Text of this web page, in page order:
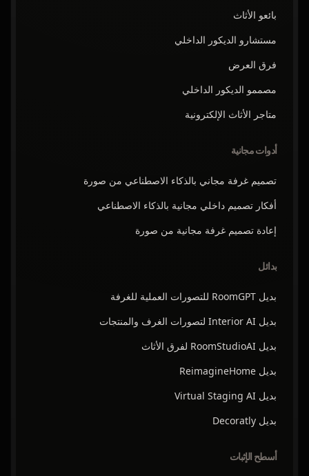
بائعو الأثاث
مستشارو الديكور الداخلي
فرق العرض
مصممو الديكور الداخلي
متاجر الأثاث الإلكترونية
أدوات مجانية
تصميم غرفة مجاني بالذكاء الاصطناعي من صورة
أفكار تصميم داخلي مجانية بالذكاء الاصطناعي
إعادة تصميم غرفة مجانية من صورة
بدائل
بديل RoomGPT للتصورات العملية للغرفة
بديل Interior AI لتصورات الغرف والمنتجات
بديل RoomStudioAI لفرق الأثاث
بديل ReimagineHome
بديل Virtual Staging AI
بديل Decoratly
أسطح الإثبات